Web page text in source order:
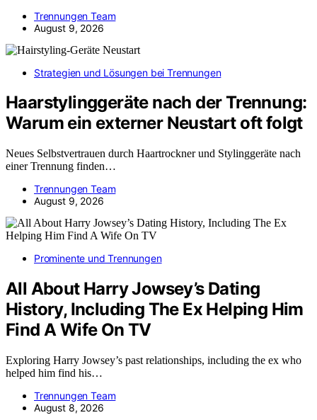
Trennungen Team
August 9, 2026
Strategien und Lösungen bei Trennungen
Haarstylinggeräte nach der Trennung:
Warum ein externer Neustart oft folgt
Neues Selbstvertrauen durch Haartrockner und Stylinggeräte nach
einer Trennung finden…
Trennungen Team
August 9, 2026
Prominente und Trennungen
All About Harry Jowsey’s Dating
History, Including The Ex Helping Him
Find A Wife On TV
Exploring Harry Jowsey’s past relationships, including the ex who
helped him find his…
Trennungen Team
August 8, 2026